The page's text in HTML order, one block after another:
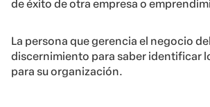
de éxito de otra empresa o
La persona que gerencia el negocio
discernimiento para saber identificar
para su organización.